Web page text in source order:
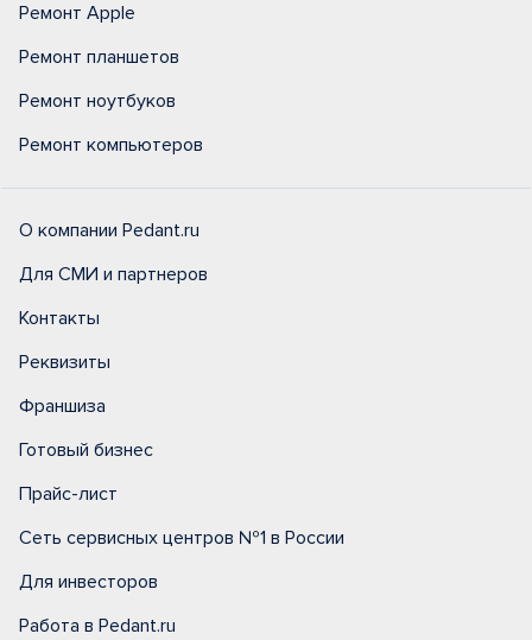
Ремонт Apple
Ремонт планшетов
Ремонт ноутбуков
Ремонт компьютеров
О компании Pedant.ru
Для СМИ и партнеров
Контакты
Реквизиты
Франшиза
Готовый бизнес
Прайс-лист
Сеть сервисных центров №1 в России
Для инвесторов
Работа в Pedant.ru